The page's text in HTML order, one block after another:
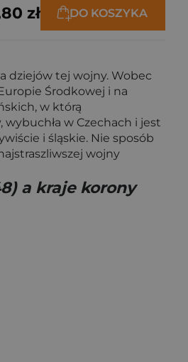
zł DO KOSZYKA
dziejów tej wojny. Wobec
Środkowej i na
w którą
w Czechach i jest
i śląskie. Nie sposób
wojny
a kraje korony